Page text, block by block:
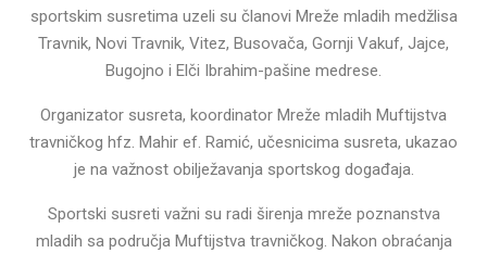
sportskim susretima uzeli su članovi Mreže mladih medžlisa
Travnik, Novi Travnik, Vitez, Busovača, Gornji Vakuf, Jajce,
Bugojno i Elči Ibrahim-pašine medrese.
Organizator susreta, koordinator Mreže mladih Muftijstva
travničkog hfz. Mahir ef. Ramić, učesnicima susreta, ukazao
je na važnost obilježavanja sportskog događaja.
Sportski susreti važni su radi širenja mreže poznanstva
mladih sa područja Muftijstva travničkog. Nakon obraćanja